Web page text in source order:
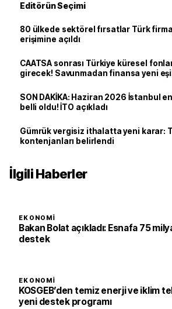
Editörün Seçimi
80 ülkede sektörel fırsatlar Türk
erişimine açıldı
CAATSA sonrası Türkiye küresel
girecek! Savunmadan finansa yeni
SON DAKİKA: Haziran 2026 İstanbul
belli oldu! İTO açıkladı
Gümrük vergisiz ithalatta yeni karar:
kontenjanları belirlendi
İlgili Haberler
EKONOMI
Bakan Bolat açıkladı: Esnafa 75
destek
EKONOMI
KOSGEB’den temiz enerji ve iklim
yeni destek programı